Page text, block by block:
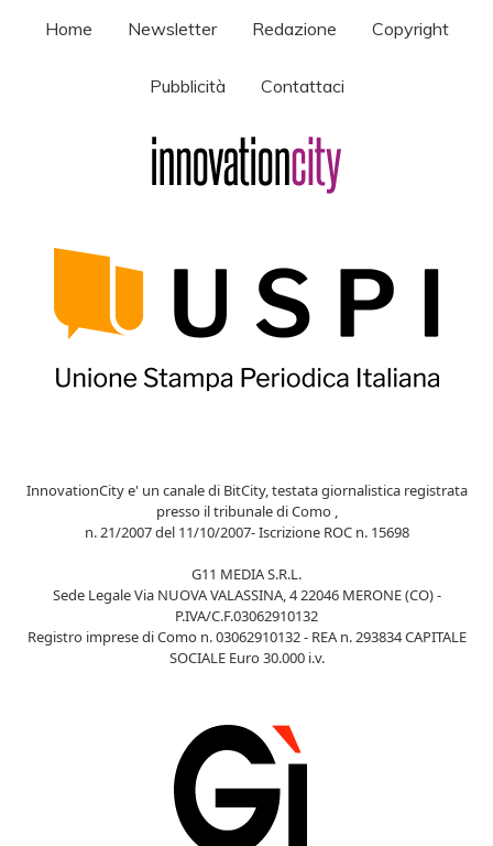
Home Newsletter Redazione Copyright
Pubblicità Contattaci
InnovationCity e' un canale di BitCity, testata giornalistica registrata
presso il tribunale di Como ,
n. 21/2007 del 11/10/2007- Iscrizione ROC n. 15698
G11 MEDIA S.R.L.
Sede Legale Via NUOVA VALASSINA, 4 22046 MERONE (CO) -
P.IVA/C.F.03062910132
Registro imprese di Como n. 03062910132 - REA n. 293834 CAPITALE
SOCIALE Euro 30.000 i.v.